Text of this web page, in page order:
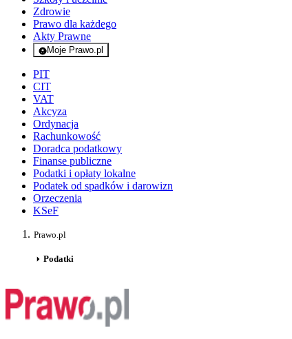
Zdrowie
Prawo dla każdego
Akty Prawne
Moje Prawo.pl
- rejestracja i logowanie do serwisu
PIT
CIT
VAT
Akcyza
Ordynacja
Rachunkowość
Doradca podatkowy
Finanse publiczne
Podatki i opłaty lokalne
Podatek od spadków i darowizn
Orzeczenia
KSeF
Prawo.pl
Podatki